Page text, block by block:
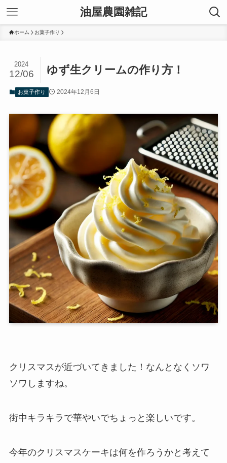
油屋農園雑記
ホーム お菓子作り
ゆず生クリームの作り方！
2024
12/06
お菓子作り 2024年12月6日
クリスマスが近づいてきました！なんとなくソワ
ソワしますね。
街中キラキラで華やいでちょっと楽しいです。
今年のクリスマスケーキは何を作ろうかと考えて